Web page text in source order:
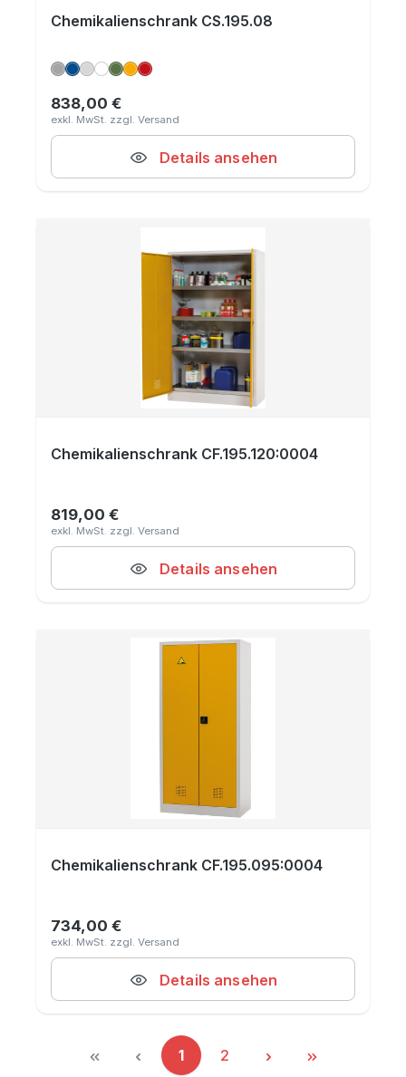
Chemikalienschrank CS.195.08
Regulärer Preis:
838,00 €
Details ansehen
Chemikalienschrank CF.195.120:0004
Regulärer Preis:
819,00 €
Details ansehen
Chemikalienschrank CF.195.095:0004
Regulärer Preis:
734,00 €
Details ansehen
Seite
1
Seite
2